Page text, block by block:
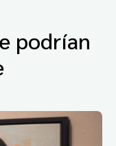
podrían